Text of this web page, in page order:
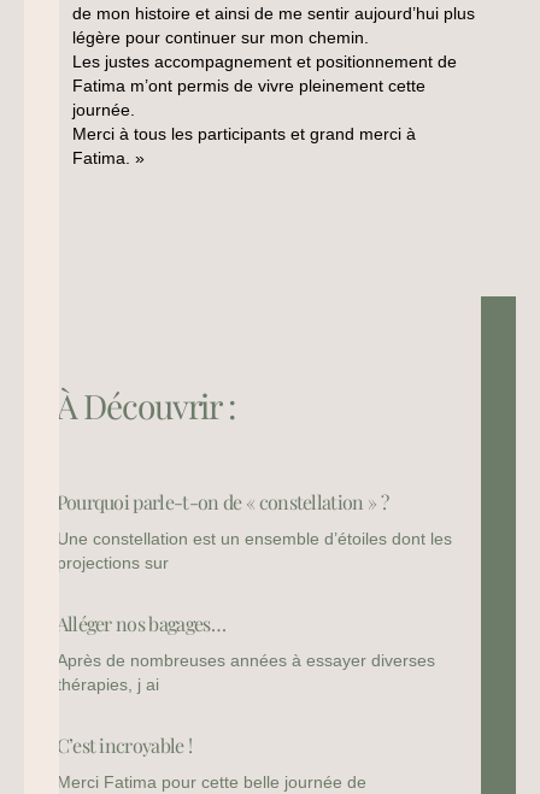
de mon histoire et ainsi de me sentir aujourd’hui plus
légère pour continuer sur mon chemin.
Les justes accompagnement et positionnement de
Fatima m’ont permis de vivre pleinement cette
journée.
Merci à tous les participants et grand merci à
Fatima. »
À Découvrir :
Pourquoi parle-t-on de « constellation » ?
Une constellation est un ensemble d’étoiles dont les
projections sur
Alléger nos bagages…
Après de nombreuses années à essayer diverses
thérapies, j ai
C’est incroyable !
Merci Fatima pour cette belle journée de